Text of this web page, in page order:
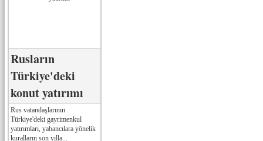
Rusların
Türkiye'deki
konut yatırımı
Rus vatandaşlarının
Türkiye'deki gayrimenkul
yatırımları, yabancılara yönelik
kuralların son yılla...